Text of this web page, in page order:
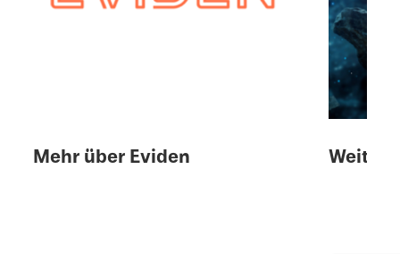
Mehr über Eviden